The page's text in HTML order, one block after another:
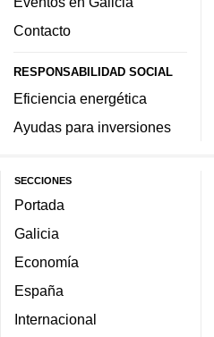
Contacto
RESPONSABILIDAD SOCIAL
Eficiencia energética
Ayudas para inversiones
SECCIONES
Portada
Galicia
Economía
España
Internacional